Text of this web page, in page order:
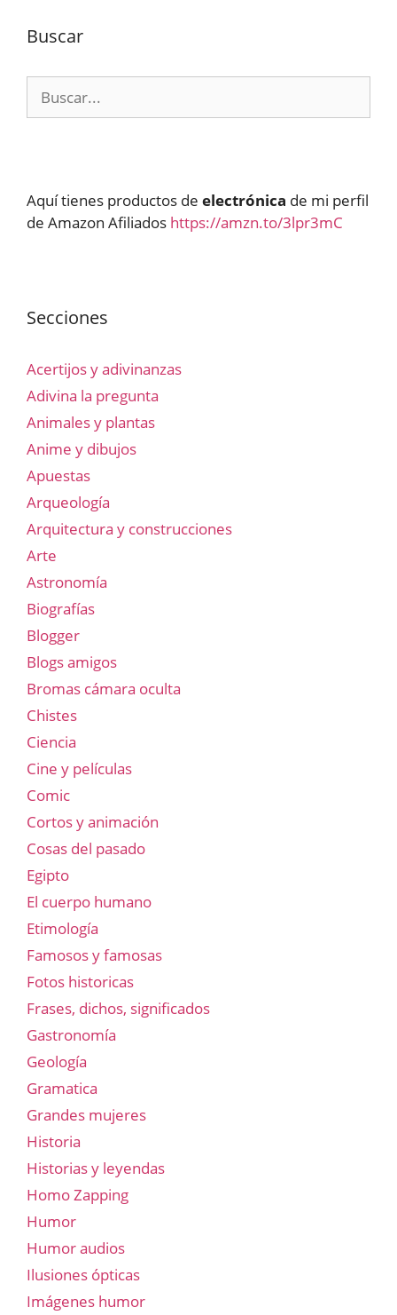
Buscar
Aquí tienes productos de electrónica de mi perfil
de Amazon Afiliados https://amzn.to/3lpr3mC
Secciones
Acertijos y adivinanzas
Adivina la pregunta
Animales y plantas
Anime y dibujos
Apuestas
Arqueología
Arquitectura y construcciones
Arte
Astronomía
Biografías
Blogger
Blogs amigos
Bromas cámara oculta
Chistes
Ciencia
Cine y películas
Comic
Cortos y animación
Cosas del pasado
Egipto
El cuerpo humano
Etimología
Famosos y famosas
Fotos historicas
Frases, dichos, significados
Gastronomía
Geología
Gramatica
Grandes mujeres
Historia
Historias y leyendas
Homo Zapping
Humor
Humor audios
Ilusiones ópticas
Imágenes humor